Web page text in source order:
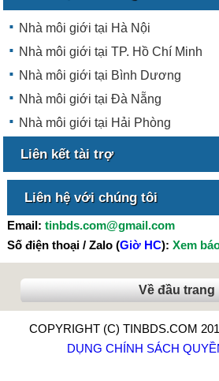
Nhà môi giới tại Hà Nội
Nhà môi giới tại TP. Hồ Chí Minh
Nhà môi giới tại Bình Dương
Nhà môi giới tại Đà Nẵng
Nhà môi giới tại Hải Phòng
Liên kết tài trợ
Liên hệ với chúng tôi
Email: tinbds.com@gmail.com
Số điện thoại / Zalo (Giờ HC): Xem
Về đầu trang
COPYRIGHT (C) TINBDS.COM
DỤNG CHÍNH SÁCH